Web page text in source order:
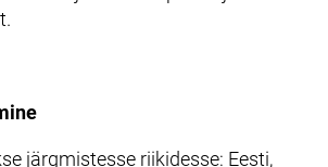
järgmistesse riikidesse: Eesti,